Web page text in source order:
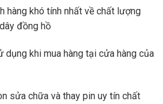
hàng khó tính nhất về chất lượng
đồng hồ
dụng khi mua hàng tại cửa hàng của
sửa chữa và thay pin uy tín chất